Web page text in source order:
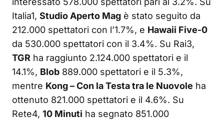
Italia1, Studio Aperto Mag è stato seguito da
212.000 spettatori con l’1.7%, e Hawaii Five-0
da 530.000 spettatori con il 3.4%. Su Rai3,
TGR ha raggiunto 2.124.000 spettatori e il
14.1%, Blob 889.000 spettatori e il 5.3%,
mentre Kong – Con la Testa tra le Nuovole ha
ottenuto 821.000 spettatori e il 4.6%. Su
Rete4, 10 Minuti ha segnato 851.000